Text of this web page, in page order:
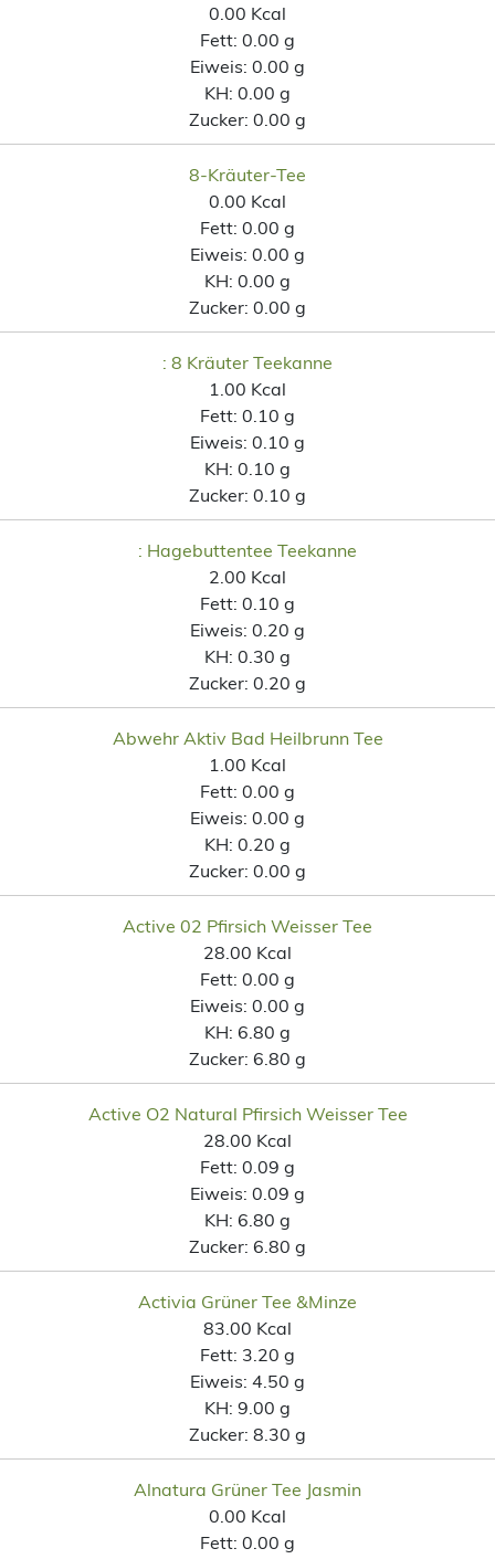
0.00 Kcal
Fett: 0.00 g
Eiweis: 0.00 g
KH: 0.00 g
Zucker: 0.00 g
8-Kräuter-Tee
0.00 Kcal
Fett: 0.00 g
Eiweis: 0.00 g
KH: 0.00 g
Zucker: 0.00 g
: 8 Kräuter Teekanne
1.00 Kcal
Fett: 0.10 g
Eiweis: 0.10 g
KH: 0.10 g
Zucker: 0.10 g
: Hagebuttentee Teekanne
2.00 Kcal
Fett: 0.10 g
Eiweis: 0.20 g
KH: 0.30 g
Zucker: 0.20 g
Abwehr Aktiv Bad Heilbrunn Tee
1.00 Kcal
Fett: 0.00 g
Eiweis: 0.00 g
KH: 0.20 g
Zucker: 0.00 g
Active 02 Pfirsich Weisser Tee
28.00 Kcal
Fett: 0.00 g
Eiweis: 0.00 g
KH: 6.80 g
Zucker: 6.80 g
Active O2 Natural Pfirsich Weisser Tee
28.00 Kcal
Fett: 0.09 g
Eiweis: 0.09 g
KH: 6.80 g
Zucker: 6.80 g
Activia Grüner Tee &Minze
83.00 Kcal
Fett: 3.20 g
Eiweis: 4.50 g
KH: 9.00 g
Zucker: 8.30 g
Alnatura Grüner Tee Jasmin
0.00 Kcal
Fett: 0.00 g